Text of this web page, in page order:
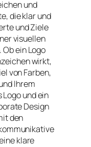
und
die klar und
und Ziele
visuellen
ein Logo
wirkt,
von Farben,
Ihrem
und ein
Design
den
klare